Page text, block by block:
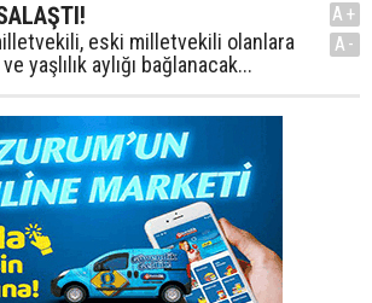
eski milletvekili olanlara
yaşlılık aylığı bağlanacak...
A+
A-